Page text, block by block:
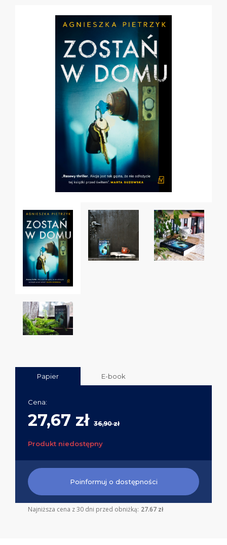
Papier E-book
Cena:
27,67 zł 36,90 zł
Produkt niedostępny
Poinformuj o dostępności
Najniższa cena z 30 dni przed obniżką: 27.67 zł